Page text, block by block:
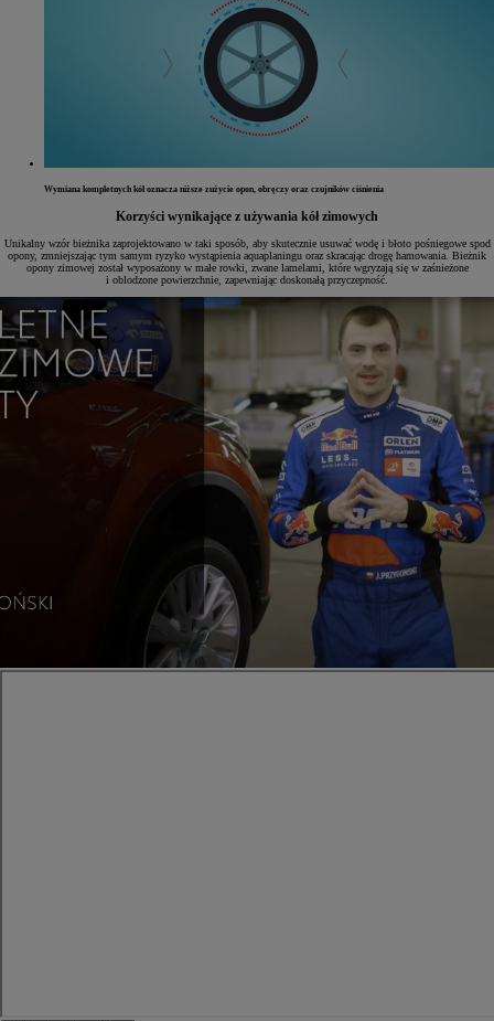
Wymiana kompletnych kół oznacza niższe zużycie opon, obręczy oraz czujników ciśnienia
Korzyści wynikające z używania kół zimowych
Unikalny wzór bieżnika zaprojektowano w taki sposób, aby skutecznie usuwać wodę i błoto pośniegowe spod
opony, zmniejszając tym samym ryzyko wystąpienia aquaplaningu oraz skracając drogę hamowania. Bieżnik
opony zimowej został wyposażony w małe rowki, zwane lamelami, które wgryzają się w zaśnieżone
i oblodzone powierzchnie, zapewniając doskonałą przyczepność.